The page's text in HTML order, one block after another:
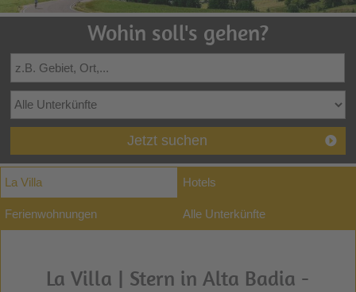
Wohin soll's gehen?
Jetzt suchen
La Villa Hotels
Ferienwohnungen Alle Unterkünfte
La Villa | Stern in Alta Badia -